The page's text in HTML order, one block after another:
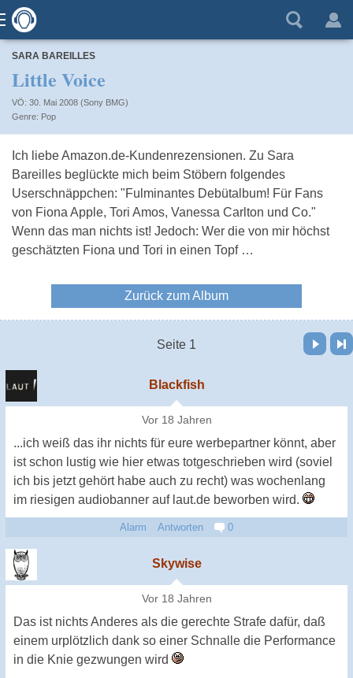
SARA BAREILLES
Little Voice
VÖ: 30. Mai 2008 (Sony BMG)
Pop
Ich liebe Amazon.de-Kundenrezensionen. Zu Sara
Bareilles beglückte mich beim Stöbern folgendes
Userschnäppchen: "Fulminantes Debütalbum! Für Fans
von Fiona Apple, Tori Amos, Vanessa Carlton und Co."
Wenn das man nichts ist! Jedoch: Wer die von mir höchst
geschätzten Fiona und Tori in einen Topf …
Zurück zum Album
Seite 1
Vor Letzte Seite
Blackfish
Vor 18 Jahren
...ich weiß das ihr nichts für eure werbepartner könnt, aber
ist schon lustig wie hier etwas totgeschrieben wird (soviel
ich bis jetzt gehört habe auch zu recht) was wochenlang
im riesigen audiobanner auf laut.de beworben wird.
Alarm Antworten 0
Skywise
Vor 18 Jahren
Das ist nichts Anderes als die gerechte Strafe dafür, daß
einem urplötzlich dank so einer Schnalle die Performance
in die Knie gezwungen wird